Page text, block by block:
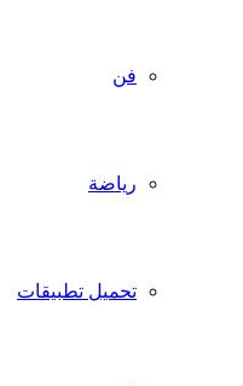
فن
رياضة
تحميل تطبيقات